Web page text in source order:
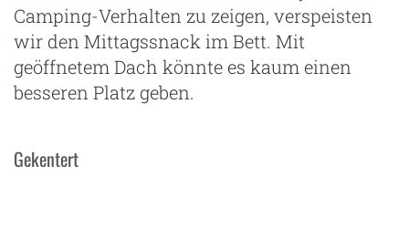
Camping-Verhalten zu zeigen, verspeisten
wir den Mittagssnack im Bett. Mit
geöffnetem Dach könnte es kaum einen
besseren Platz geben.
Gekentert